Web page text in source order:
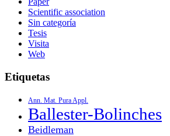
Scientific association
Sin categoría
Tesis
Visita
Web
Etiquetas
Ann. Mat. Pura Appl.
Ballester-Bolinches
Beidleman